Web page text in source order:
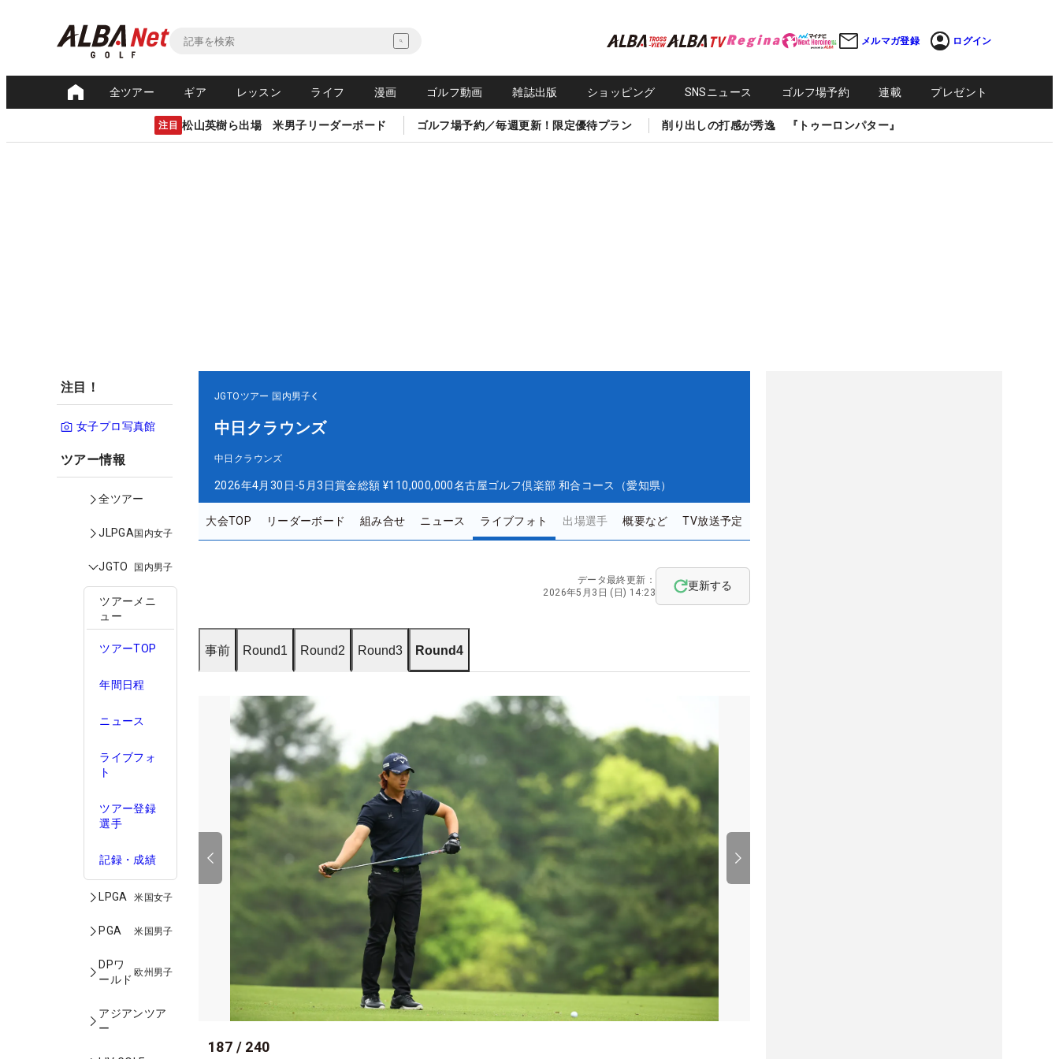
メルマガ登録 ログイン
全ツアー ギア レッスン ライフ 漫画 ゴルフ動画 雑誌出版 ショッピング SNSニュース ゴルフ場予約 連載 プレゼント
注目 松山英樹ら出場 米男子リーダーボード ゴルフ場予約／毎週更新！限定優待プラン 削り出しの打感が秀逸 『トゥーロンパター』
注目！
女子プロ写真館
ツアー情報
全ツアー
JLPGA国内女子
JGTO 国内男子
ツアーメニ
ュー
ツアーTOP
年間日程
ニュース
ライブフォ
ト
ツアー登録
選手
記録・成績
LPGA 米国女子
PGA 米国男子
DPワ
ールド
欧州男子
アジアンツア
ー
JGTOツアー 国内男子
中日クラウンズ
中日クラウンズ
2026年4月30日-5月3日賞金総額 ¥110,000,000名古屋ゴルフ倶楽部 和合コース（愛知県）
大会TOP リーダーボード 組み合せ ニュース ライブフォト 出場選手 概要など TV放送予定
データ最終更新：
2026年5月3日 (日) 14:23
更新する
事前 Round1 Round2 Round3 Round4
187 / 240